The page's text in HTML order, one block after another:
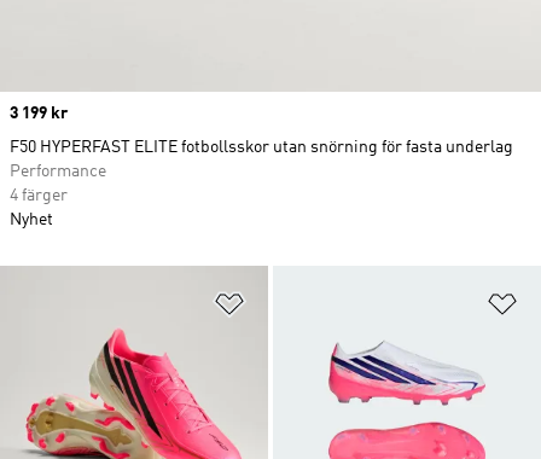
Price
3 199 kr
F50 HYPERFAST ELITE fotbollsskor utan snörning för fasta underlag
Performance
4 färger
Nyhet